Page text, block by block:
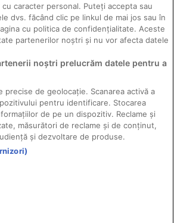
- distribuitor pesticide producător;
drepturile rezervate.
sunt proprietatea titularilor de
caracter personal. Puteți accepta sau
dvs. făcând clic pe linkul de mai jos sau în
cu politica de confidențialitate. Aceste
partenerilor noștri și nu vor afecta datele
noștri prelucrăm datele pentru a
precise de geolocație. Scanarea activă a
pentru identificare. Stocarea
de pe un dispozitiv. Reclame și
măsurători de reclame și de conținut,
și dezvoltare de produse.